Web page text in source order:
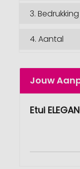
3. Bedrukking
4. Aantal
Jouw
Etui